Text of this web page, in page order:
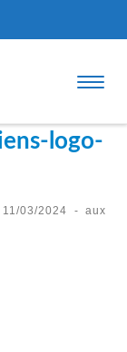
logo-
11/03/2024 - aux